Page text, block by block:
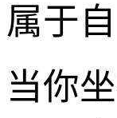
属于
当你